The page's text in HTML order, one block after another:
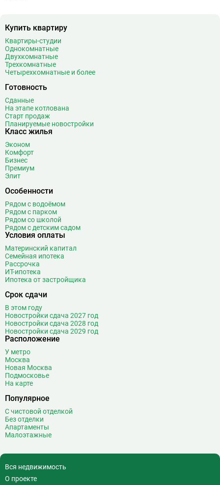
Владыкино
Водный стадион
Войковская
Волгоградский проспект
Волжская
Волоколамская
Волхонка
Воробьёвы горы
Воронцовская
Выставочная
Г
Д Давыдково
Деловой центр
Динамо
Дмитровская
Добрынинская
Домодедовская
Дорогомиловская
Дубровка
Ж Жулебино
З Зюзино
И
К Калужская
Каховская
Каширская
Киевская
Китай-город
Купить квартиру
Квартиры-студии
Однокомнатные
Двухкомнатные
Трехкомнатные
Четырехкомнатные и более
Готовность
Сданные
На этапе котлована
Старт продаж
Планируемые новостройки
Класс жилья
Эконом
Комфорт
Бизнес
Премиум
Элит
Особенности
Рядом с водоёмом
Рядом с парком
Рядом со школой
Рядом с детским садом
Условия оплаты
Материнский капитал
Семейная ипотека
Рассрочка
ИТ-ипотека
Ипотека от застройщика
Срок сдачи
В этом году
Новостройки сдача 2027 год
Новостройки сдача 2028 год
Новостройки сдача 2029 год
Расположение
У метро
Москва
Новая Москва
Подмосковье
На карте
Популярное
С чистовой отделкой
Без отделки
Апартаменты
Малоэтажные
Вся недвижимость
О проекте